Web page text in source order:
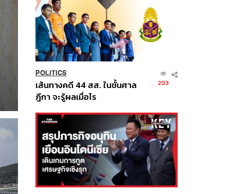
POLITICS
เส้นทางคดี 44 สส. ในชั้นศาล
ฎีกา จะรู้ผลเมื่อไร
203